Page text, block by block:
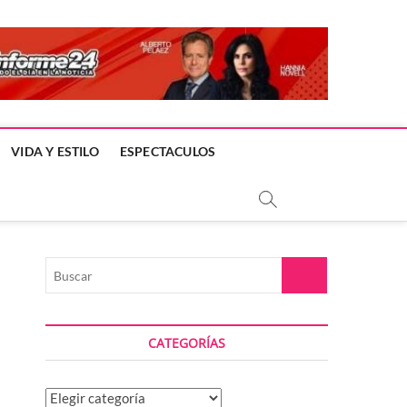
VIDA Y ESTILO ESPECTACULOS
CATEGORÍAS
Categorías